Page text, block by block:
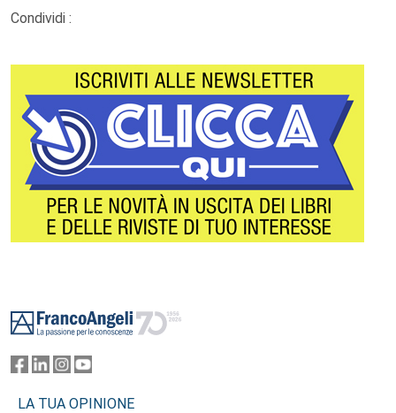
Condividi :
LA TUA OPINIONE